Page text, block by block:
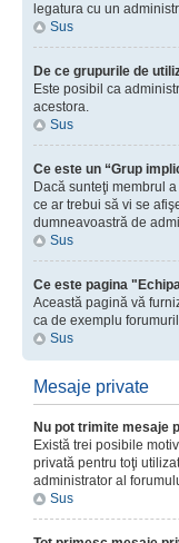
legatura cu un
Sus
De ce grupurile de
Este posibil ca
acestora.
Sus
Ce este un “Grup
Dacă sunteţi membrul
ce ar trebui să vi se
dumneavoastră de
Sus
Ce este pagina
Această pagină vă
ca de exemplu
Sus
Mesaje private
Nu pot trimite mesaje
Există trei posibile
privată pentru toţi
administrator al
Sus